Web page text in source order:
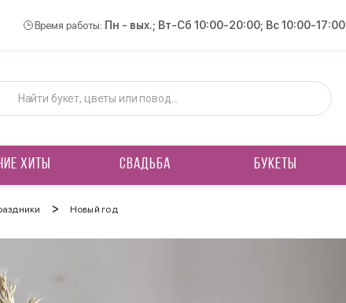
Время работы: Пн - вых.; Вт-Сб 10:00-20:00; Вс 10:00-17:00
ХИТЫ СВАДЬБА БУКЕТЫ
> Новый год